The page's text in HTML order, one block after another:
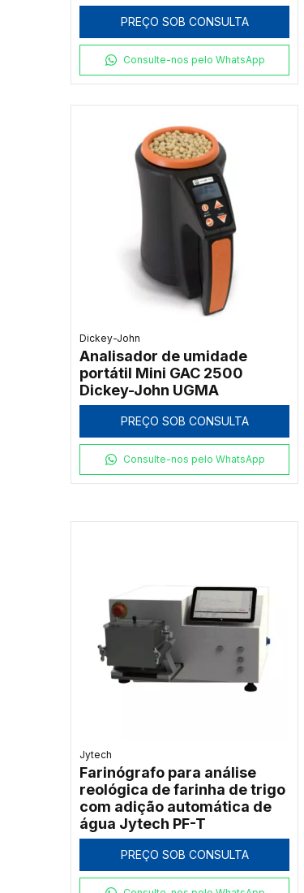
PREÇO SOB CONSULTA
Consulte-nos pelo WhatsApp
Dickey-John
Analisador de umidade
portátil Mini GAC 2500
Dickey-John UGMA
PREÇO SOB CONSULTA
Consulte-nos pelo WhatsApp
Jytech
Farinógrafo para análise
reológica de farinha de trigo
com adição automática de
água Jytech PF-T
PREÇO SOB CONSULTA